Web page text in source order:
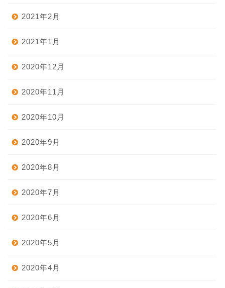
2021年2月
2021年1月
2020年12月
2020年11月
2020年10月
2020年9月
2020年8月
2020年7月
2020年6月
2020年5月
2020年4月